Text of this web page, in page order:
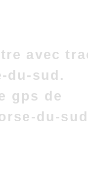
avec
du-sud.
gps de
du-sud